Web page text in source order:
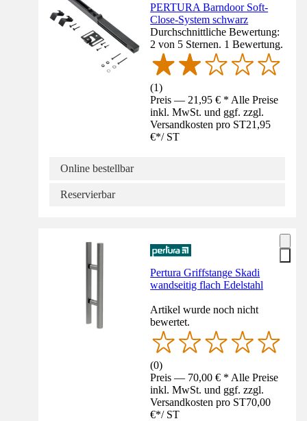
PERTURA Barndoor Soft-
Close-System schwarz
Durchschnittliche Bewertung:
2 von 5 Sternen. 1 Bewertung.
(1)
Preis — 21,95 € * Alle Preise
inkl. MwSt. und ggf. zzgl.
Versandkosten pro ST21,95
€*/ ST
Online bestellbar
Reservierbar
Pertura Griffstange Skadi
wandseitig flach Edelstahl
Artikel wurde noch nicht
bewertet.
(0)
Preis — 70,00 € * Alle Preise
inkl. MwSt. und ggf. zzgl.
Versandkosten pro ST70,00
€*/ ST